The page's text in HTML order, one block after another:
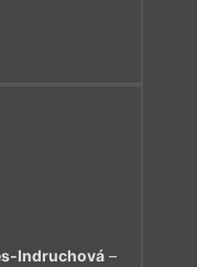
Indruchová–